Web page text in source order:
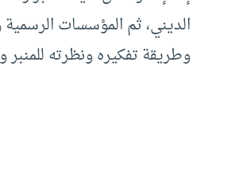
الديني، ثم المؤسسات
وطريقة تفكيره ونظرته